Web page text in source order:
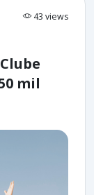
43 views
mil